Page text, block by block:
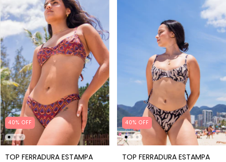
40% OFF
TOP FERRADURA ESTAMPA
40% OFF
TOP FERRADURA ESTAMPA